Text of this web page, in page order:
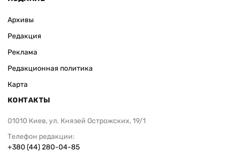
Архивы
Редакция
Реклама
Редакционная политика
Карта
КОНТАКТЫ
01010 Киев, ул. Князей Острожских, 19/1
Телефон редакции:
+380 (44) 280-04-85